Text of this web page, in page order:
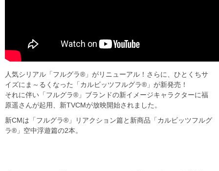
人気シリアル「フルグラ®」がリニューアル！さらに、ひとくちサ
イズにま～るくなった「カルビッツフルグラ®」が新発売！
それに伴い「フルグラ®」ブランドの新イメージキャラクターに福
原遥さんが起用、新TVCMが放映開始されました。
新CMは「フルグラ®」リアクション篇と新商品「カルビッツフルグ
ラ®」空中浮遊篇の2本。